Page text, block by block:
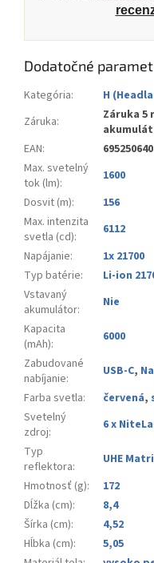
Dodatočné
Kategória:
H
Záruka:
Záruka 5
EAN:
Max. svetelný
tok (lm):
1600
Dosvit (m):
156
Max. intenzita
svetla (cd):
6112
Napájanie:
1x 21700
Typ batérie:
Li-ion
Vstavaný
akumulátor:
Nie
Kapacita
(mAh):
6000
Zabudované
nabíjanie: USB-C,
Farba svetla: červená,
Svetelný
zdroj:
6 x
Typ
reflektora:
UHE
Hmotnosť (g):
172
Dĺžka (cm):
8,4
Šírka (cm):
4,52
Hĺbka (cm):
5,05